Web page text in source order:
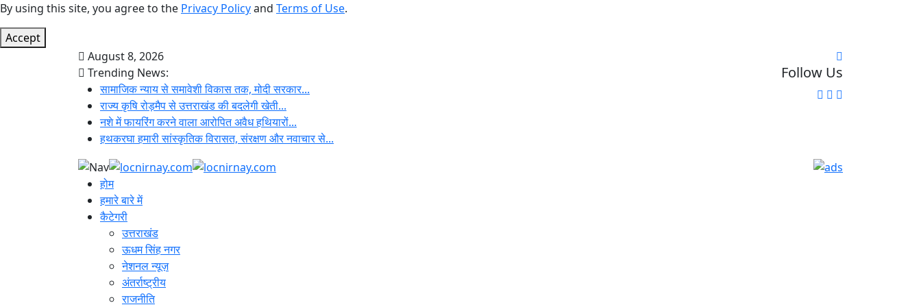
By using this site, you agree to the Privacy Policyand Terms of Use.
Accept
August 8, 2026
Trending News:
सामाजिक न्याय से समावेशी विकास तक, मोदी सरकार...
राज्य कृषि रोड़मैप से उत्तराखंड की बदलेगी खेती...
नशे में फायरिंग करने वाला आरोपित अवैध हथियारों...
हथकरघा हमारी सांस्कृतिक विरासत, संरक्षण और नवाचार से...
Follow Us
होम
हमारे बारे में
कैटेगरी
उत्तराखंड
ऊधम सिंह नगर
नेशनल न्यूज़
अंतर्राष्ट्रीय
राजनीति